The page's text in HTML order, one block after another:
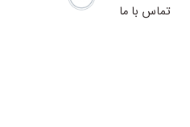
تماس با ما